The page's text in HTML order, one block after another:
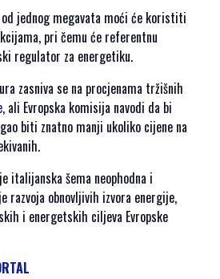
jednog megavata moći će koristiti
pri čemu će referentnu
regulator za energetiku.
zasniva se na procjenama tržišnih
, ali Evropska komisija navodi da bi
biti znatno manji ukoliko cijene na
italijanska šema neophodna i
razvoja obnovljivih izvora energije,
i energetskih ciljeva Evropske